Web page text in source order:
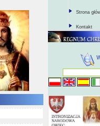
Strona
Kontakt